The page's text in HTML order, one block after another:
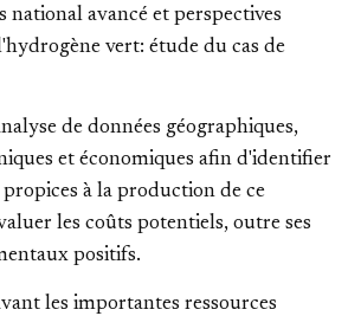
national avancé et perspectives
vert: étude du cas de
de données géographiques,
et économiques afin d'identifier
propices à la production de ce
les coûts potentiels, outre ses
positifs.
les importantes ressources